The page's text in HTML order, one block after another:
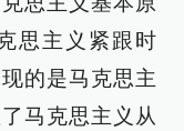
思主义紧跟时
的是马克思主
马克思主义从